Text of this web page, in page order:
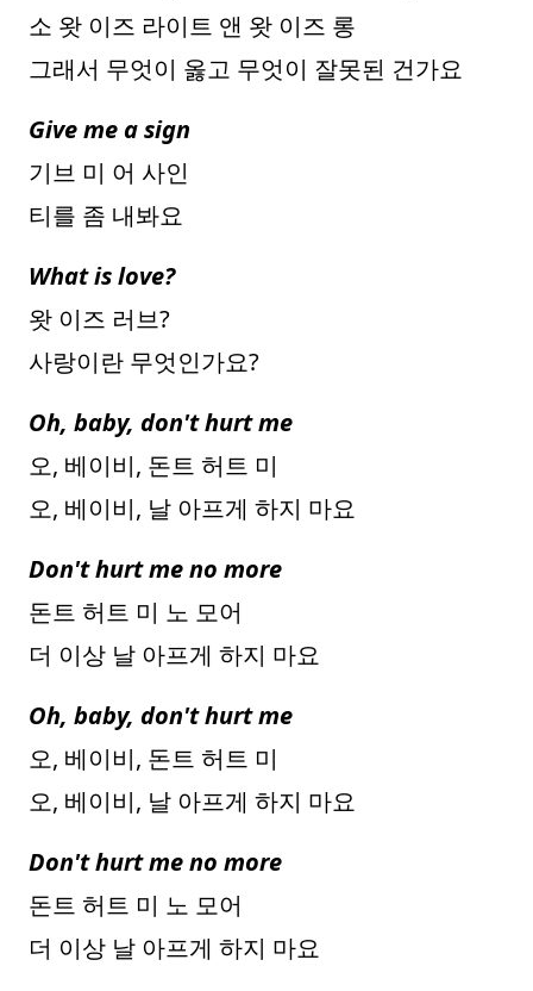
소 왓 이즈 라이트 앤 왓 이즈 롱
그래서 무엇이 옳고 무엇이 잘못된 건가요
Give me a sign
기브 미 어 사인
티를 좀 내봐요
What is love?
왓 이즈 러브?
사랑이란 무엇인가요?
Oh, baby, don't hurt me
오, 베이비, 돈트 허트 미
오, 베이비, 날 아프게 하지 마요
Don't hurt me no more
돈트 허트 미 노 모어
더 이상 날 아프게 하지 마요
Oh, baby, don't hurt me
오, 베이비, 돈트 허트 미
오, 베이비, 날 아프게 하지 마요
Don't hurt me no more
돈트 허트 미 노 모어
더 이상 날 아프게 하지 마요